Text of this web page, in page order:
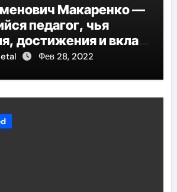
Макаренко —
педагог, чья
достижения и вклад
оказывают
Фев 28, 2022